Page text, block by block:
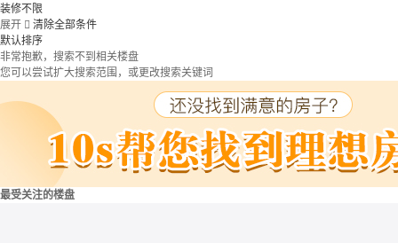
装修不限
展开  清除全部条件
默认排序
非常抱歉，搜索不到相关楼盘
您可以尝试扩大搜索范围，或更改搜索关键词
最受关注的楼盘